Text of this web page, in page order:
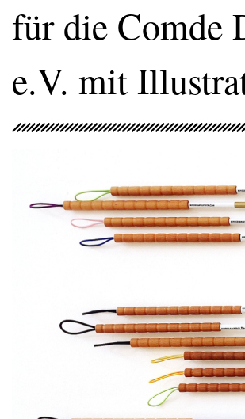
für die Comde
e.V. mit